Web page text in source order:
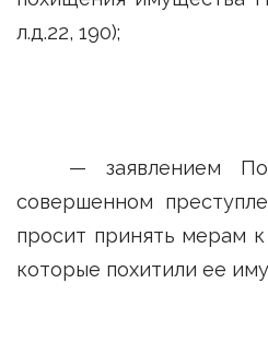
л.д.22, 190);
— заявлением
совершенном
просит принять мерам
которые похитили ее